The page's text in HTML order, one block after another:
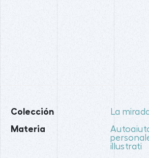
Colección La
Materia
illustrati